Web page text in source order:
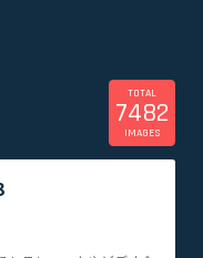
TOTAL
7482
IMAGES